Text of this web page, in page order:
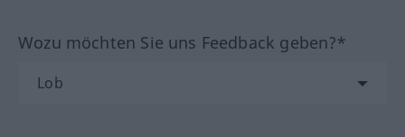
Wozu möchten Sie uns Feedback geben?*